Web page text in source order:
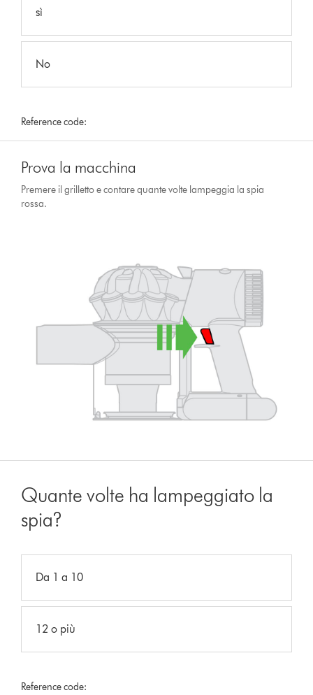
sì
No
Reference code:
Prova la macchina
Premere il grilletto e contare quante volte lampeggia la spia
rossa.
Quante volte ha lampeggiato la
spia?
Da 1 a 10
12 o più
Reference code: